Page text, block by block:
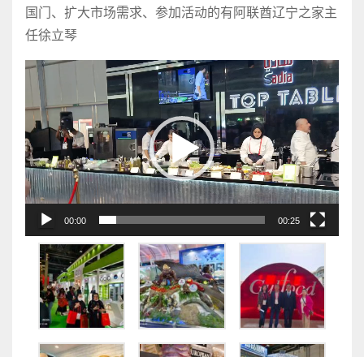
国门、扩大市场需求、参加活动的有阿联酋辽宁之家主
任徐立琴
视
播
放
器
00:00 00:25